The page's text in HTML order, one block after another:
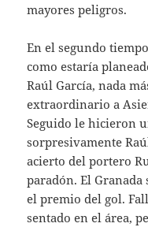
mayores peligros.
En el segundo
como estaría
Raúl García, nada
extraordinario a
Seguido le hicieron
sorpresivamente
acierto del portero
paradón. El Granada
el premio del gol.
sentado en el área,